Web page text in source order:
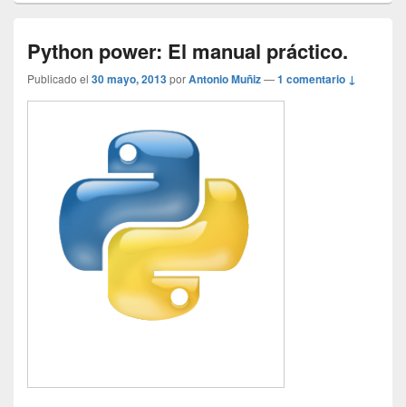
Python power: El manual práctico.
Publicado el 30 mayo, 2013porAntonio Muñiz—1 comentario ↓